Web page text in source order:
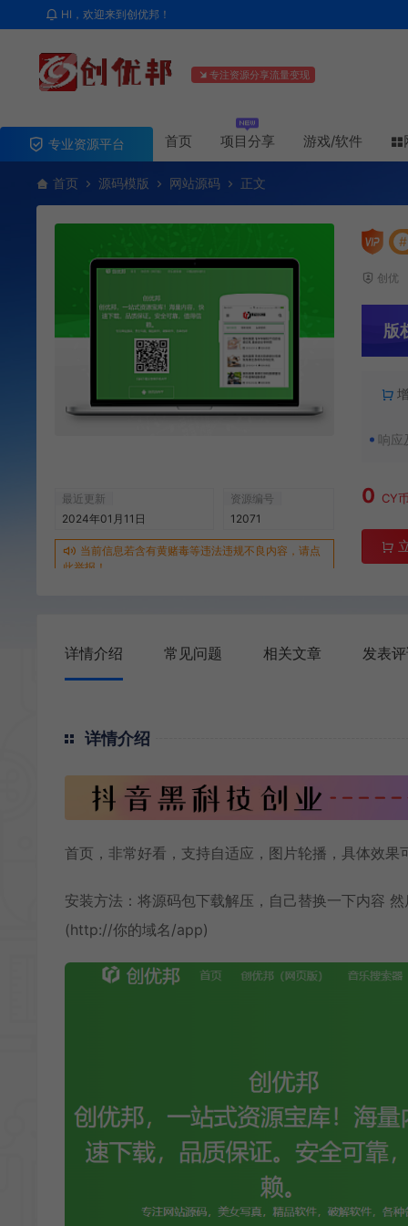
HI，欢迎来到创优邦！
专注资源分享流量变现
专业资源平台 首页 项目分享 游戏/软件
首页 源码模版 网站源码 正文
最近更新
2024年01月11日
资源编号
12071
当前信息若含有黄赌毒等违法违规不良内容，请点
此举报！
#
创优
版
响应
0 CY
详情介绍 常见问题 相关文章 发表
详情介绍
首页，非常好看，支持自适应，图片轮播，具体效果
安装方法：将源码包下载解压，自己替换一下内容
(http://你的域名/app)